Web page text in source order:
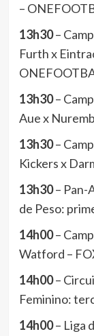
–
13h30–
Furth x
13h30–
Aue x
13h30–
Kickers x
13h30–
de Peso:
14h00–
Watford –
14h00–
Feminino:
14h00– Liga